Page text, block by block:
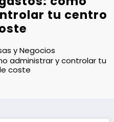
tu centro
y Negocios
administrar y controlar tu
coste